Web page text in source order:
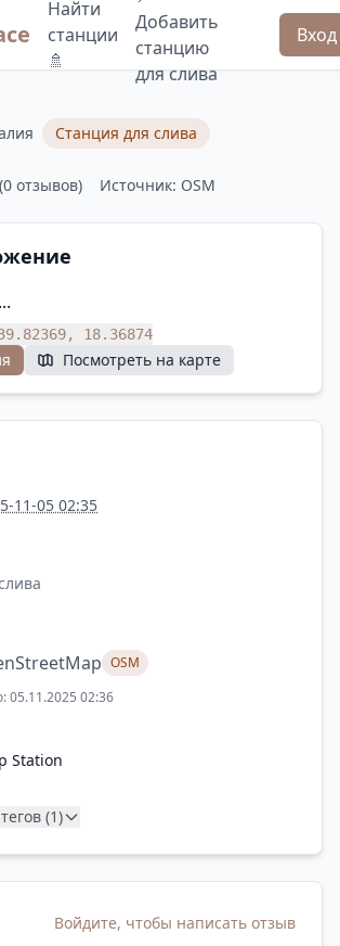
Найти
станции
🚿
Добавить
станцию
для слива
Вход
Станция для слива
(0 отзывов) Источник: OSM
18.36874
Посмотреть на карте
11-05 02:35
OSM
05.11.2025 02:36
Station
(1)
Войдите, чтобы написать отзыв